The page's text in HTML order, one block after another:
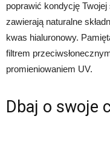
poprawić kondycję
zawierają naturalne
kwas hialuronowy.
filtrem
promieniowaniem UV.
Dbaj o swoje